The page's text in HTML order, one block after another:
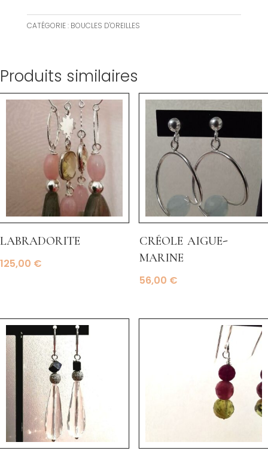
CATÉGORIE : BOUCLES D'OREILLES
Produits similaires
labradorite
125,00 €
créole aigue-
marine
56,00 €